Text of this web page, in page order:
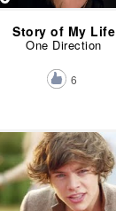
Story of My Life
One Direction
6